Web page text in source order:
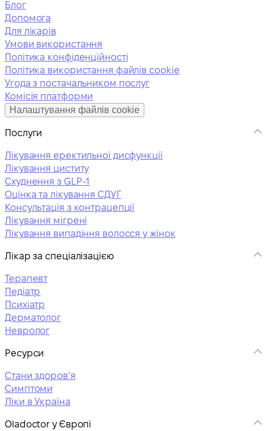
Блог
Допомога
Для лікарів
Умови використання
Політика конфіденційності
Політика використання файлів cookie
Угода з постачальником послуг
Комісія платформи
Налаштування файлів cookie
Послуги
Лікування еректильної дисфункції
Лікування циститу
Схуднення з GLP-1
Оцінка та лікування СДУГ
Консультація з контрацепції
Лікування мігрені
Лікування випадіння волосся у жінок
Лікар за спеціалізацією
Терапевт
Педіатр
Психіатр
Дерматолог
Невролог
Ресурси
Стани здоровʼя
Симптоми
Ліки в Україна
Oladoctor у Європі